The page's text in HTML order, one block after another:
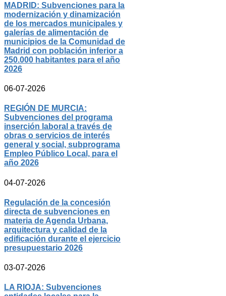
MADRID: Subvenciones para la
modernización y dinamización
de los mercados municipales y
galerías de alimentación de
municipios de la Comunidad de
Madrid con población inferior a
250.000 habitantes para el año
2026
06-07-2026
REGIÓN DE MURCIA:
Subvenciones del programa
inserción laboral a través de
obras o servicios de interés
general y social, subprograma
Empleo Público Local, para el
año 2026
04-07-2026
Regulación de la concesión
directa de subvenciones en
materia de Agenda Urbana,
arquitectura y calidad de la
edificación durante el ejercicio
presupuestario 2026
03-07-2026
LA RIOJA: Subvenciones